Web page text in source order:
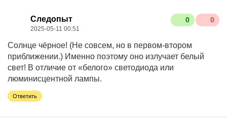
Следопыт
2025-05-11 00:51
Солнце чёрное! (Не совсем, но в первом-втором
приближении.) Именно поэтому оно излучает белый
свет! В отличие от «белого» светодиода или
люминисцентной лампы.
0 0
Ответить